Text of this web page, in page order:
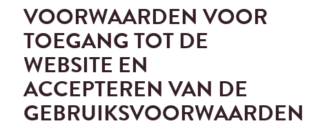
VOORWAARDEN VOOR
TOEGANG TOT DE
WEBSITE EN
ACCEPTEREN VAN DE
GEBRUIKSVOORWAARDEN